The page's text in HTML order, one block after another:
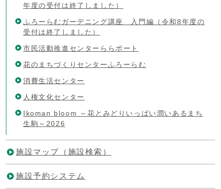
年度の受付は終了しました）
ふろーらむガーデニング講座 入門編（令和8年度の
受付は終了しました）
市民活動推進センターららポート
花のまちづくりセンターふろーらむ
消費生活センター
人権文化センター
Ikoman bloom ～花とみどりいっぱい潤いあるまち
生駒～2026
施設マップ（施設検索）
施設予約システム